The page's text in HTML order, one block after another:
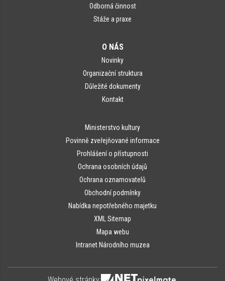
Odborná činnost
Stáže a praxe
O NÁS
Novinky
Organizační struktura
Důležité dokumenty
Kontakt
Ministerstvo kultury
Povinně zveřejňované informace
Prohlášení o přístupnosti
Ochrana osobních údajů
Ochrana oznamovatelů
Obchodní podmínky
Nabídka nepotřebného majetku
XML Sitemap
Mapa webu
Intranet Národního muzea